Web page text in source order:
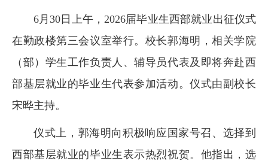
6月30日上午，2026届毕业生西部就业出征仪式
在勤政楼第三会议室举行。校长郭海明，相关学院
（部）学生工作负责人、辅导员代表及即将奔赴西
部基层就业的毕业生代表参加活动。仪式由副校长
宋晔主持。
仪式上，郭海明向积极响应国家号召、选择到
西部基层就业的毕业生表示热烈祝贺。他指出，选